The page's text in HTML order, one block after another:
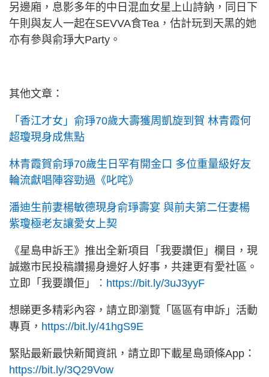
另邊廂，息影多年的中日混血女星上山詩鈉，同日下
午則與友人一起在SEVVA食Tea，估計玩到天黑的她
亦有參與俞琤大Party。
其他文章：
「香江才女」俞琤70歲大壽獲周凱旋到賀 林青霞何
超瓊現身成焦點
林青霞賀俞琤70歲生日罕有開金口 多位重量級好友
輪流獻唱陣容勁過《叱咤》
潘迪生前妻楊敏德現身俞琤壽宴 與前夫第二任妻楊
紫瓊極老友讓愛女上契
《星島申訴王》推出全新項目「我要讚佢」欄目，現
誠邀市民投稿讚揚身邊好人好事，共建更有愛社區。
立即「我要讚佢」︰ https://bit.ly/3uJ3yyF
想睇更多精彩內容，請立即瀏覽「區區有申訴」活動
專頁， https://bit.ly/41hgS9E
緊貼最新最快新聞資訊，請立即下載星島頭條App：
https://bit.ly/3Q29Vow